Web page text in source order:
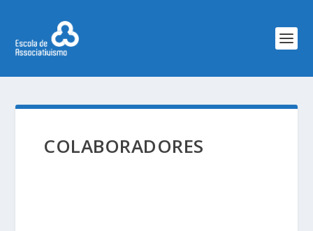
COLABORADORES